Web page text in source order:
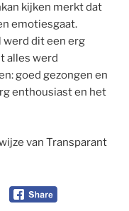
kijken merkt dat
emotiesgaat.
werd dit een erg
alles werd
goed gezongen en
enthousiast en het
van Transparant